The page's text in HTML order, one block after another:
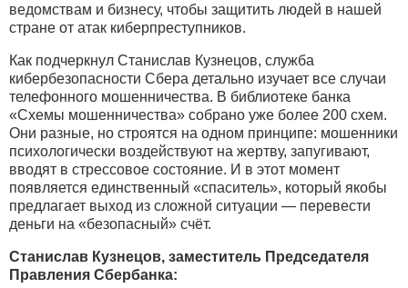
ведомствам и бизнесу, чтобы защитить людей в нашей
стране от атак киберпреступников.
Как подчеркнул Станислав Кузнецов, служба
кибербезопасности Сбера детально изучает все случаи
телефонного мошенничества. В библиотеке банка
«Схемы мошенничества» собрано уже более 200 схем.
Они разные, но строятся на одном принципе: мошенники
психологически воздействуют на жертву, запугивают,
вводят в стрессовое состояние. И в этот момент
появляется единственный «спаситель», который якобы
предлагает выход из сложной ситуации ― перевести
деньги на «безопасный» счёт.
Станислав Кузнецов, заместитель Председателя
Правления Сбербанка: